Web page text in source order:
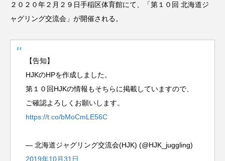
２０２０年２月２９日手稲区体育館にて、「第１０回 北海道ジ
ャグリング交流会」が開催される。
【告知】
HJKのHPを作成しました。
第１０回HJKの情報もそちらに掲載していますので、
ご確認よろしくお願いします。
https://t.co/bMoCmLE56C
— 北海道ジャグリング交流会(HJK) (@HJK_juggling)
2019年10月31日